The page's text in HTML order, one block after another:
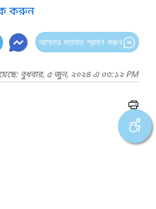
করুন
আপনার মতামত প্রদান করুন
বুধবার, ৫ জুন, ২০২৪ এ ০৩:১২ PM